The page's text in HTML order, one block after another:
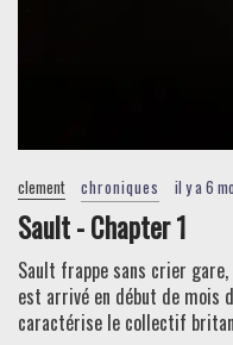
clement chroniques il y a 6
Sault - Chapter 1
Sault frappe sans crier
est arrivé en début de mois
caractérise le collectif